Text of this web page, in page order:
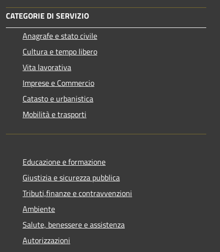
CATEGORIE DI SERVIZIO
Anagrafe e stato civile
Cultura e tempo libero
Vita lavorativa
Imprese e Commercio
Catasto e urbanistica
Mobilità e trasporti
Educazione e formazione
Giustizia e sicurezza pubblica
Tributi,finanze e contravvenzioni
Ambiente
Salute, benessere e assistenza
Autorizzazioni